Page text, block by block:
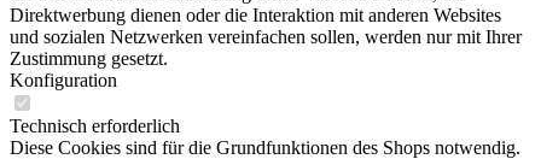
Direktwerbung dienen oder die Interaktion mit anderen Websites
und sozialen Netzwerken vereinfachen sollen, werden nur mit Ihrer
Zustimmung gesetzt.
Konfiguration
Technisch erforderlich
Diese Cookies sind für die Grundfunktionen des Shops notwendig.